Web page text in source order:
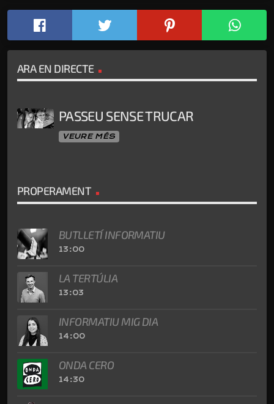
ARA EN DIRECTE
PASSEU SENSE TRUCAR
VEURE MÉS
PROPERAMENT
BUTLLETÍ INFORMATIU
13:00
LA TERTÚLIA
13:03
INFORMATIU MIG DIA
14:00
ONDA CERO
14:30